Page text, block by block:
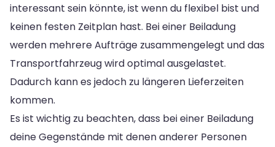
interessant sein könnte, ist wenn du flexibel bist und
keinen festen Zeitplan hast. Bei einer Beiladung
werden mehrere Aufträge zusammengelegt und das
Transportfahrzeug wird optimal ausgelastet.
Dadurch kann es jedoch zu längeren Lieferzeiten
kommen.
Es ist wichtig zu beachten, dass bei einer Beiladung
deine Gegenstände mit denen anderer Personen